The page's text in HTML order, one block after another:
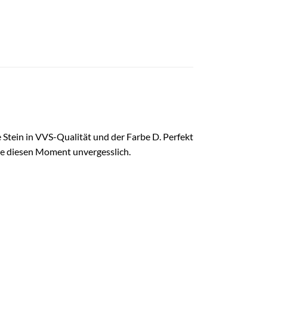
in VVS-Qualität und der Farbe D. Perfekt
diesen Moment unvergesslich.